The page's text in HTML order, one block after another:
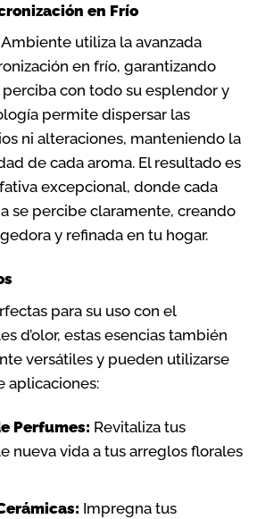
en Frío
utiliza la avanzada
en frío, garantizando
con todo su esplendor y
permite dispersar las
ni alteraciones, manteniendo la
de cada aroma. El resultado es
excepcional, donde cada
se percibe claramente, creando
y refinada en tu hogar.
para su uso con el
d’olor, estas esencias también
versátiles y pueden utilizarse
aplicaciones:
Perfumes: Revitaliza tus
nueva vida a tus arreglos florales
Impregna tus